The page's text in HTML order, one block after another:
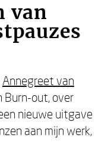
van
Annegreet van
Burn-out, over
nieuwe uitgave
aan mijn werk,